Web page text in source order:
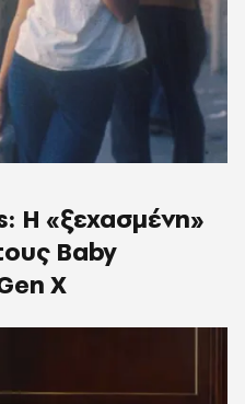
Η «ξεχασμένη»
Baby
X